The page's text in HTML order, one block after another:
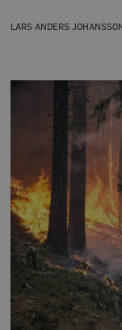
LARS ANDERS JOHANSSON